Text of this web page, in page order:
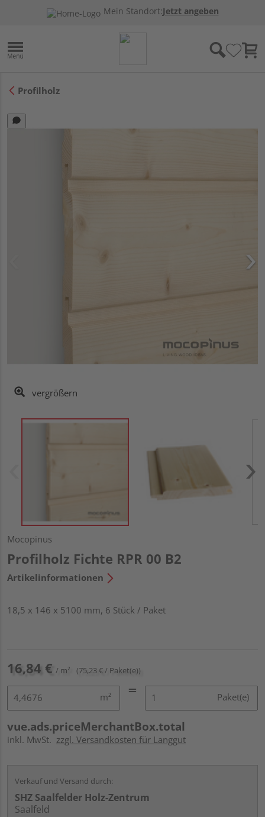
Mein Standort:Jetzt angeben
Profilholz
vergrößern
Mocopinus
Profilholz Fichte RPR 00 B2
Artikelinformationen
18,5 x 146 x 5100 mm, 6 Stück / Paket
16,84 € / m² (75,23 € / Paket(e))
m² Paket(e)
vue.ads.priceMerchantBox.total
inkl. MwSt. zzgl. Versandkosten für Langgut
Verkauf und Versand durch:
SHZ Saalfelder Holz-Zentrum
Saalfeld